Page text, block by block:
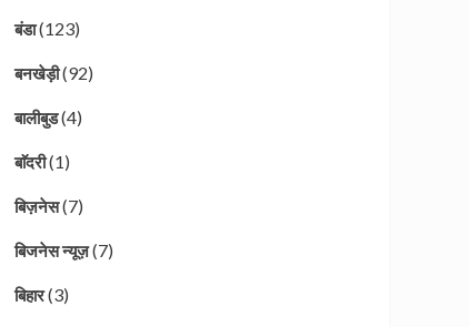
बंडा(123)
बनखेड़ी(92)
बालीबुड(4)
बाॅदरी(1)
बिज़नेस(7)
बिजनेस न्यूज़(7)
बिहार(3)